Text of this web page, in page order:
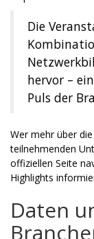
Die
hervor –
Puls der
Wer mehr über
teilnehmenden
offiziellen Seite
Highlights
Daten